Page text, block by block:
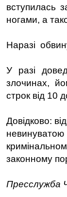
вступилась
ногами, а
Наразі
У разі
злочинах,
строк від 10
Довідково:
законному
Пресслужба